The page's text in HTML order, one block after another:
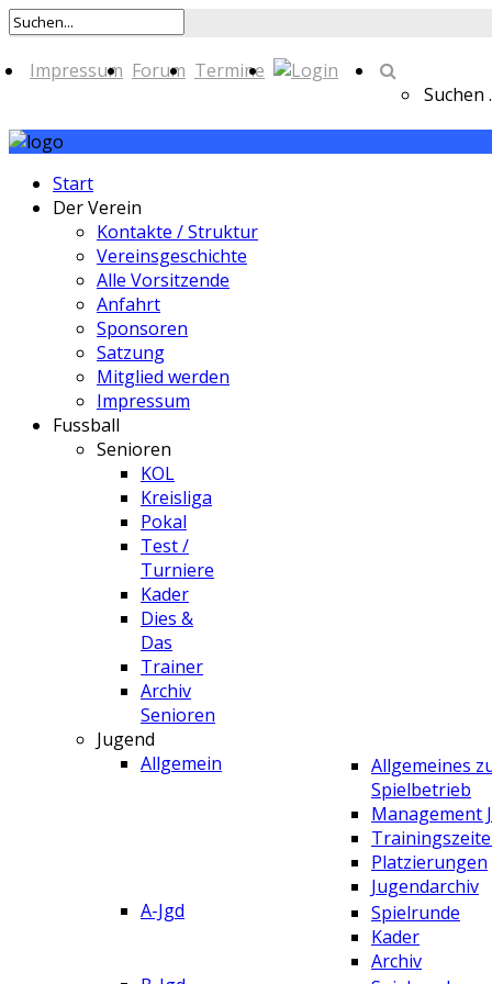
Impressum Forum Termine
Suchen
Start
Der Verein
Kontakte / Struktur
Vereinsgeschichte
Alle Vorsitzende
Anfahrt
Sponsoren
Satzung
Mitglied werden
Impressum
Fussball
Senioren
KOL
Kreisliga
Pokal
Test /
Turniere
Kader
Dies &
Das
Trainer
Archiv
Senioren
Jugend
Allgemein
Allgemeines
Spielbetrieb
Management
Platzierungen
Jugendarchiv
A-Jgd
Spielrunde
Kader
Archiv